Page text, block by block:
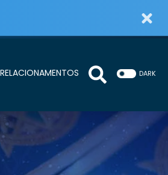
RELACIONAMENTOS DARK